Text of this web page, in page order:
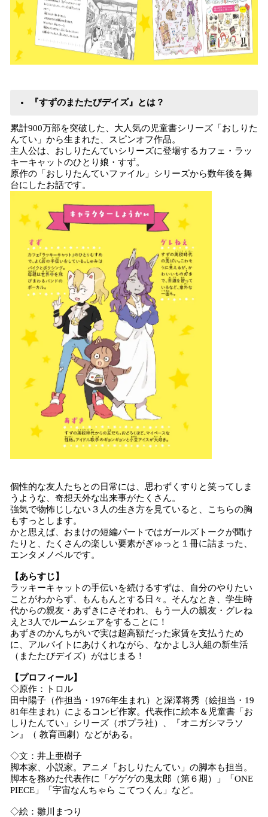
『すずのまたたびデイズ』とは？
累計900万部を突破した、大人気の児童書シリーズ「おしりた
んてい」から生まれた、スピンオフ作品。
主人公は、おしりたんていシリーズに登場するカフェ・ラッ
キーキャットのひとり娘・すず。
原作の「おしりたんていファイル」シリーズから数年後を舞
台にしたお話です。
個性的な友人たちとの日常には、思わずくすりと笑ってしま
うような、奇想天外な出来事がたくさん。
強気で物怖じしない３人の生き方を見ていると、こちらの胸
もすっとします。
かと思えば、おまけの短編パートではガールズトークが聞け
たりと、たくさんの楽しい要素がぎゅっと１冊に詰まった、
エンタメノベルです。
【あらすじ】
ラッキーキャットの手伝いを続けるすずは、自分のやりたい
ことがわからず、もんもんとする日々。そんなとき、学生時
代からの親友・あずきにさそわれ、もう一人の親友・グレね
えと3人でルームシェアをすることに！
あずきのかんちがいで実は超高額だった家賃を支払うため
に、アルバイトにあけくれながら、なかよし3人組の新生活
（またたびデイズ）がはじまる！
【プロフィール】
◇原作：トロル
田中陽子（作担当・1976年生まれ）と深澤将秀（絵担当・19
81年生まれ）によるコンビ作家。代表作に絵本＆児童書「お
しりたんてい」シリーズ（ポプラ社）、『オニガシマラソ
ン』（ 教育画劇）などがある。
◇文：井上亜樹子
脚本家、小説家。アニメ「おしりたんてい」の脚本も担当。
脚本を務めた代表作に「ゲゲゲの鬼太郎（第６期）」「ONE
PIECE」「宇宙なんちゃら こてつくん」など。
◇絵：雛川まつり